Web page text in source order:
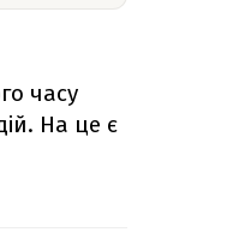
часу
На це є